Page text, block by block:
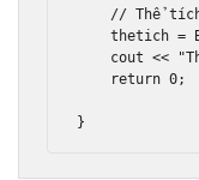
// Thể
    thetich
=
    cout
<<
return 0;
}